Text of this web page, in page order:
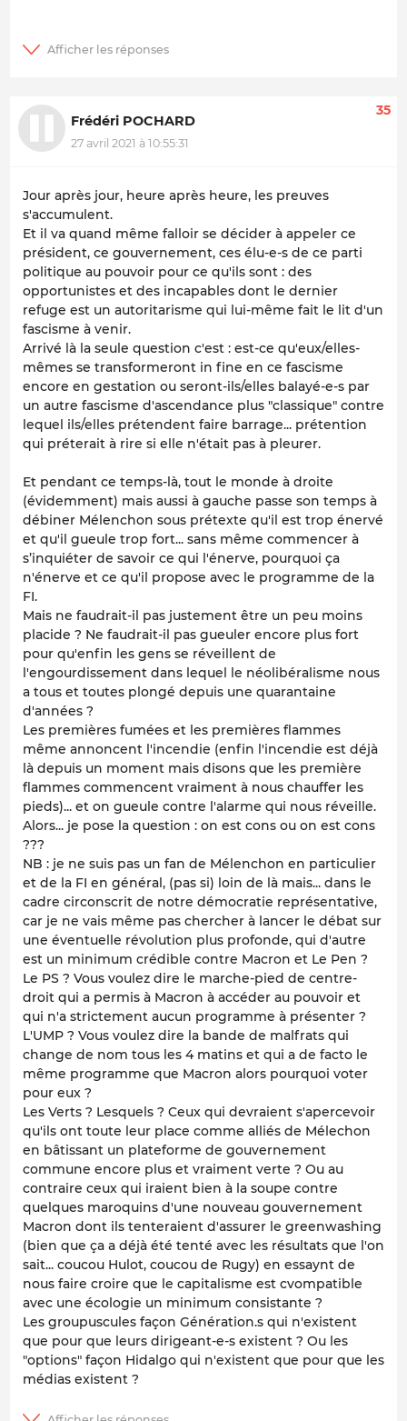
Frédéri POCHARD
27 avril 2021 à 10:55:31
35
Jour après jour, heure après heure, les preuves
s'accumulent.
Et il va quand même falloir se décider à appeler ce
président, ce gouvernement, ces élu-e-s de ce parti
politique au pouvoir pour ce qu'ils sont : des
opportunistes et des incapables dont le dernier
refuge est un autoritarisme qui lui-même fait le lit d'un
fascisme à venir.
Arrivé là la seule question c'est : est-ce qu'eux/elles-
mêmes se transformeront in fine en ce fascisme
encore en gestation ou seront-ils/elles balayé-e-s par
un autre fascisme d'ascendance plus "classique" contre
lequel ils/elles prétendent faire barrage... prétention
qui préterait à rire si elle n'était pas à pleurer.
Et pendant ce temps-là, tout le monde à droite
(évidemment) mais aussi à gauche passe son temps à
débiner Mélenchon sous prétexte qu'il est trop énervé
et qu'il gueule trop fort... sans même commencer à
s’inquiéter de savoir ce qui l'énerve, pourquoi ça
n'énerve et ce qu'il propose avec le programme de la
FI.
Mais ne faudrait-il pas justement être un peu moins
placide ? Ne faudrait-il pas gueuler encore plus fort
pour qu'enfin les gens se réveillent de
l'engourdissement dans lequel le néolibéralisme nous
a tous et toutes plongé depuis une quarantaine
d'années ?
Les premières fumées et les premières flammes
même annoncent l'incendie (enfin l'incendie est déjà
là depuis un moment mais disons que les première
flammes commencent vraiment à nous chauffer les
pieds)... et on gueule contre l'alarme qui nous réveille.
Alors... je pose la question : on est cons ou on est cons
???
NB : je ne suis pas un fan de Mélenchon en particulier
et de la FI en général, (pas si) loin de là mais... dans le
cadre circonscrit de notre démocratie représentative,
car je ne vais même pas chercher à lancer le débat sur
une éventuelle révolution plus profonde, qui d'autre
est un minimum crédible contre Macron et Le Pen ?
Le PS ? Vous voulez dire le marche-pied de centre-
droit qui a permis à Macron à accéder au pouvoir et
qui n'a strictement aucun programme à présenter ?
L'UMP ? Vous voulez dire la bande de malfrats qui
change de nom tous les 4 matins et qui a de facto le
même programme que Macron alors pourquoi voter
pour eux ?
Les Verts ? Lesquels ? Ceux qui devraient s'apercevoir
qu'ils ont toute leur place comme alliés de Mélechon
en bâtissant un plateforme de gouvernement
commune encore plus et vraiment verte ? Ou au
contraire ceux qui iraient bien à la soupe contre
quelques maroquins d'une nouveau gouvernement
Macron dont ils tenteraient d'assurer le greenwashing
(bien que ça a déjà été tenté avec les résultats que l'on
sait... coucou Hulot, coucou de Rugy) en essaynt de
nous faire croire que le capitalisme est cvompatible
avec une écologie un minimum consistante ?
Les groupuscules façon Génération.s qui n'existent
que pour que leurs dirigeant-e-s existent ? Ou les
"options" façon Hidalgo qui n'existent que pour que les
médias existent ?